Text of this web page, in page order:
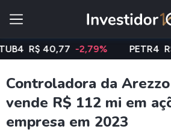
R$ 40,77 -2,79% PETR4 R$
Controladora da
vende R$ 112 mi em
empresa em 2023